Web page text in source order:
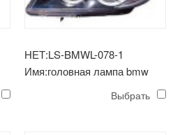
НЕТ:LS-BMWL-078-1
Имя:головная лампа bmw
Выбрать